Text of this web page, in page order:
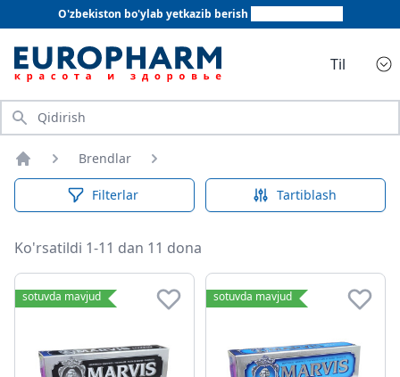
O'zbekiston bo'ylab yetkazib berish
Til
Qidirish
Bosh sahifa
Brendlar
Filterlar Tartiblash
Ko'rsatildi 1-11 dan 11 dona
sotuvda mavjud sotuvda mavjud